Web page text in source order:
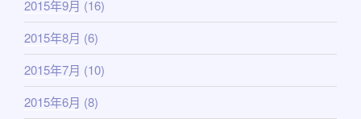
2015年9月 (16)
2015年8月 (6)
2015年7月 (10)
2015年6月 (8)